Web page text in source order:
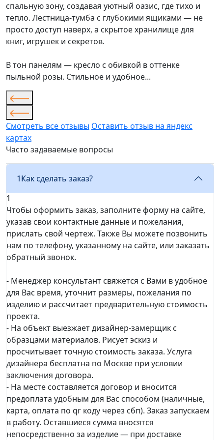
спальную зону, создавая уютный оазис, где тихо и
тепло. Лестница-тумба с глубокими ящиками — не
просто доступ наверх, а скрытое хранилище для
книг, игрушек и секретов.
В тон панелям — кресло с обивкой в оттенке
пыльной розы. Стильное и удобное...
Смотреть все отзывы Оставить отзыв на яндекс
картах
Часто задаваемые вопросы
1Как сделать заказ?
1
Чтобы оформить заказ, заполните форму на сайте,
указав свои контактные данные и пожелания,
прислать свой чертеж. Также Вы можете позвонить
нам по телефону, указанному на сайте, или заказать
обратный звонок.
- Менеджер консультант свяжется с Вами в удобное
для Вас время, уточнит размеры, пожелания по
изделию и рассчитает предварительную стоимость
проекта.
- На объект выезжает дизайнер-замерщик с
образцами материалов. Рисует эскиз и
просчитывает точную стоимость заказа. Услуга
дизайнера бесплатна по Москве при условии
заключения договора.
- На месте составляется договор и вносится
предоплата удобным для Вас способом (наличные,
карта, оплата по qr коду через сбп). Заказ запускаем
в работу. Оставшиеся сумма вносятся
непосредственно за изделие — при доставке